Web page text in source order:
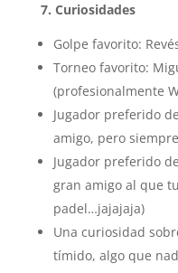
7. Curiosidades
Golpe favorito:
Torneo favorito:
(profesionalmente
Jugador preferido
amigo, pero
Jugador preferido
gran amigo al que
padel…jajajaja)
Una curiosidad
tímido, algo que